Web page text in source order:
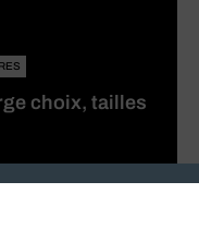
choix, tailles